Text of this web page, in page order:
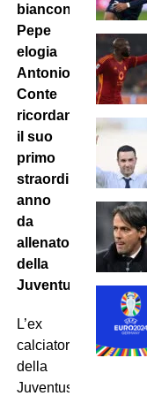
bianconero
Pepe
elogia
Antonio
Conte
ricordando
il suo
primo
straordinario
anno
da
allenatore
della
Juventus.
L’ex
calciatore
della
Juventus